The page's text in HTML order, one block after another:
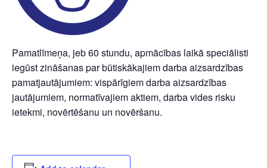
Pamatlīmeņa, jeb 60 stundu, apmācības laikā speciālisti
iegūst zināšanas par būtiskākajiem darba aizsardzības
pamatjautājumiem: vispārīgiem darba aizsardzības
jautājumiem, normatīvajiem aktiem, darba vides risku
ietekmi, novērtēšanu un novēršanu.